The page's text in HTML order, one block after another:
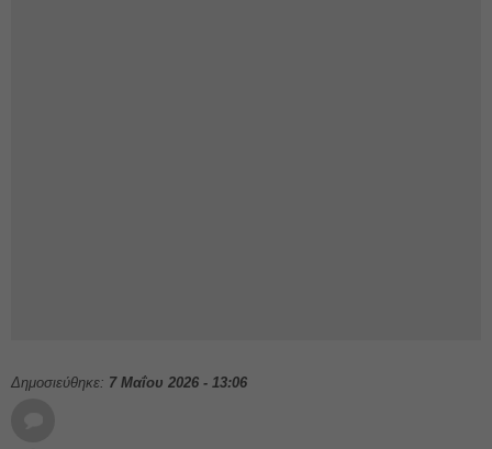
Δημοσιεύθηκε: 7 Μαΐου 2026 - 13:06